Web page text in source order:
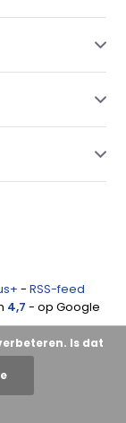
- RSS-feed
4,7 - op Google
Is dat